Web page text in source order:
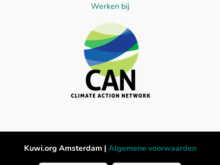
Werken bij
Kuwi.org Amsterdam | Algemene voorwaarden